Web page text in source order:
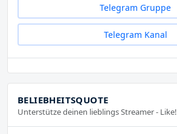
Telegram Gruppe
Telegram Kanal
BELIEBHEITSQUOTE
Unterstütze deinen lieblings Streamer - Like!